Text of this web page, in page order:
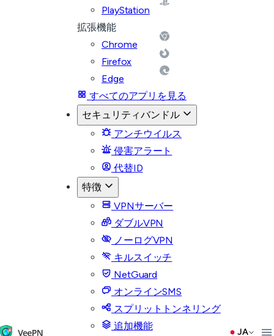
PlayStation
拡張機能
Chrome
Firefox
Edge
すべてのアプリを見る
セキュリティバンドル
アンチウイルス
侵害アラート
代替ID
特徴
VPNサーバー
ダブルVPN
ノーログVPN
キルスイッチ
NetGuard
オンラインSMS
スプリットトンネリング
追加機能
JA